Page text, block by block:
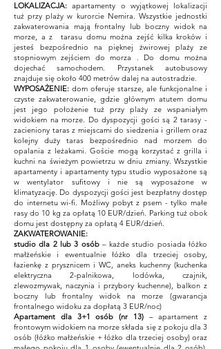
LOKALIZACJA: apartamenty o wyjątkowej lokalizacji
tuż przy plaży w kurorcie Nemira. Wszystkie jednostki
zakwaterowania mają frontalny lub boczny widok na
morze, a z tarasu domu można zejść kilka kroków i
jesteś bezpośrednio na pięknej żwirowej plaży ze
stopniowym zejściem do morza . Do domu można
dojechać samochodem. Przystanek autobusowy
znajduje się około 400 metrów dalej na autostradzie.
WYPOSAŻENIE: dom oferuje starsze, ale funkcjonalne i
czyste zakwaterowanie, gdzie głównym atutem domu
jest jego położenie tuż przy plaży ze wspaniałym
widokiem na morze. Do dyspozycji gości są 2 tarasy -
zacieniony taras z miejscami do siedzenia i grillem oraz
kolejny duży taras bezpośrednio nad morzem do
opalania z leżakami. Goście mogą korzystać z grilla i
kuchni na świeżym powietrzu w dniu zmiany. Wszystkie
apartamenty i apartamenty typu studio wyposażone są
w wentylator sufitowy i nie są wyposażone w
klimatyzację. Do dyspozycji gości jest bezpłatny dostęp
do internetu wi-fi. Możliwy pobyt z psem - tylko małe
rasy do 10 kg za opłatą 10 EUR/dzień. Parking tuż obok
domu jest dostępny za opłatą 4 EUR/dzień.
ZAKWATEROWANIE:
studio dla 2 lub 3 osób– każde studio posiada łóżko
małżeńskie i ewentualnie łóżko dla trzeciej osoby,
łazienkę z prysznicem i WC, aneks kuchenny (kuchenka
elektryczna 2-palnikowa, lodówka, czajnik,
zlewozmywak, naczynia i przybory kuchenne), balkon z
boczny lub frontalny widok na morze (gwarancja
frontalnego widoku za dopłatą 3 EUR/noc)
Apartament dla 3+1 osób (nr 13)– apartament z
frontowym widokiem na morze składa się z pokoju dla 3
osób (łóżko małżeńskie + łóżko dla trzeciej osoby) oraz